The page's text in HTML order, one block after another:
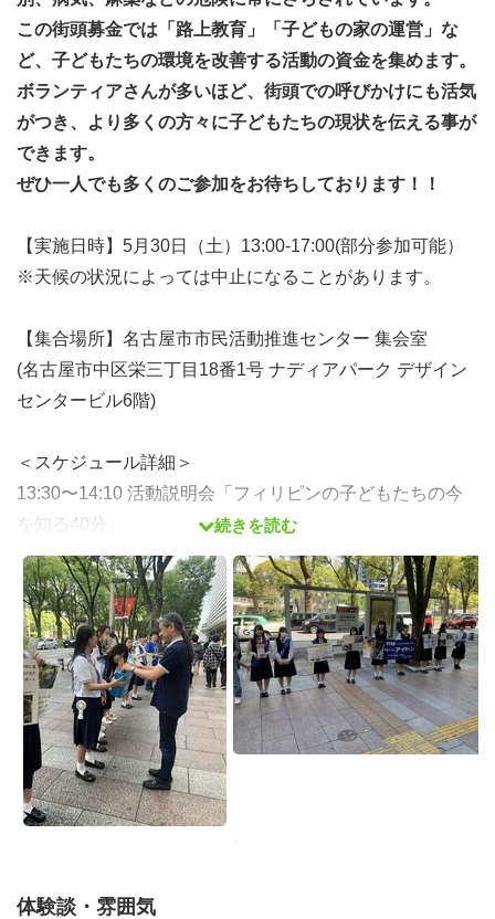
この街頭募金では「路上教育」「子どもの家の運営」 な
ど、子どもたちの環境を改善する活動の資金を集めます。
ボランティアさんが多いほど、街頭での呼びかけにも活気
がつき、より多くの方々に子どもたちの現状を伝える事が
できます。
ぜひ一人でも多くのご参加をお待ちしております！！
【実施日時】5月30日（土）13:00‐17:00(部分参加可能）
※天候の状況によっては中止になることがあります。
【集合場所】名古屋市市民活動推進センター 集会室
(名古屋市中区栄三丁目18番1号 ナディアパーク デザイン
センタービル6階)
＜スケジュール詳細＞
13:30〜14:10 活動説明会「フィリピンの子どもたちの今
を知る40分」
14:10～14:20 休憩
14:20〜14:30 募金活動の準備及び役割分担
14:30〜14:40 実施場所へ移動
14:40〜16:40 募金活動実施
16:50〜17:00 休憩、シェアリング、解散
【街頭募金実施場所】 栄 松坂屋またはラシック周辺
【持ち物】飲み物、タオル等
初めてご参加の方も大歓迎です！少しでも気になったらぜ
続きを読む
体験談・雰囲気